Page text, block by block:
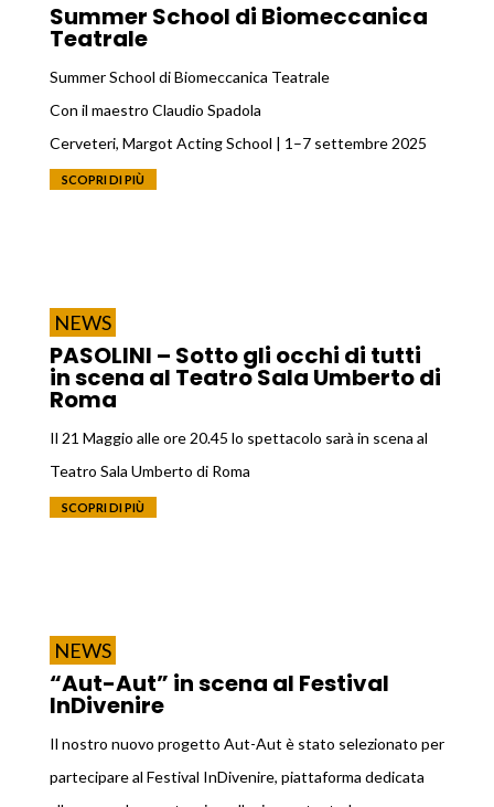
Summer School di Biomeccanica
Teatrale
Summer School di Biomeccanica Teatrale
Con il maestro Claudio Spadola
Cerveteri, Margot Acting School | 1–7 settembre 2025
SCOPRI DI PIÙ
NEWS
PASOLINI – Sotto gli occhi di tutti
in scena al Teatro Sala Umberto di
Roma
Il 21 Maggio alle ore 20.45 lo spettacolo sarà in scena al
Teatro Sala Umberto di Roma
SCOPRI DI PIÙ
NEWS
“Aut-Aut” in scena al Festival
InDivenire
Il nostro nuovo progetto Aut-Aut è stato selezionato per
partecipare al Festival InDivenire, piattaforma dedicata